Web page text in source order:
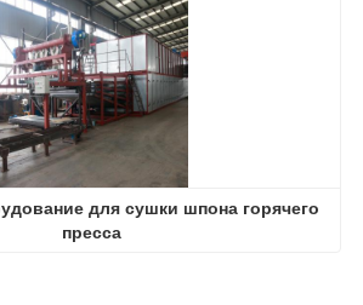
для сушки шпона горячего
пресса